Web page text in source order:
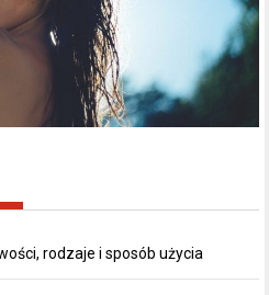
rodzaje i sposób użycia